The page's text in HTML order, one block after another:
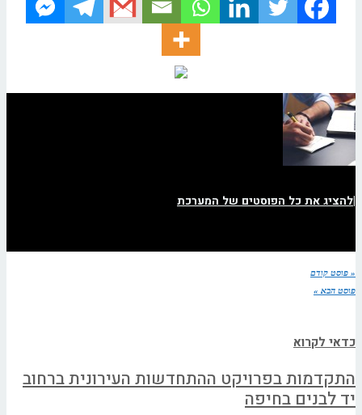
|להציג את כל הפוסטים של המערכת
« פוסט קודם
פוסט הבא »
כדאי לקרוא
התקדמות בפרויקט ההתחדשות העירונית ברחוב
יד לבנים בחיפה